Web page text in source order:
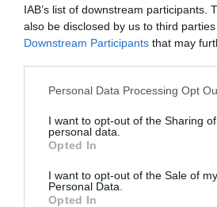
IAB’s list of downstream participants.
also be disclosed by us to third
Downstream Participants that may
Please note that this website/app
not limited to your visit or usage
grant or deny consent to Google and
use your data for below specified
consent section.
Personal Data Processing Opt
I want to opt-out of the Sharing
personal data.
Opted In
I want to opt-out of the Sale of my
Personal Data.
Opted In
συνοχή».
ΔΙΑΦΗΜΙΣΗ